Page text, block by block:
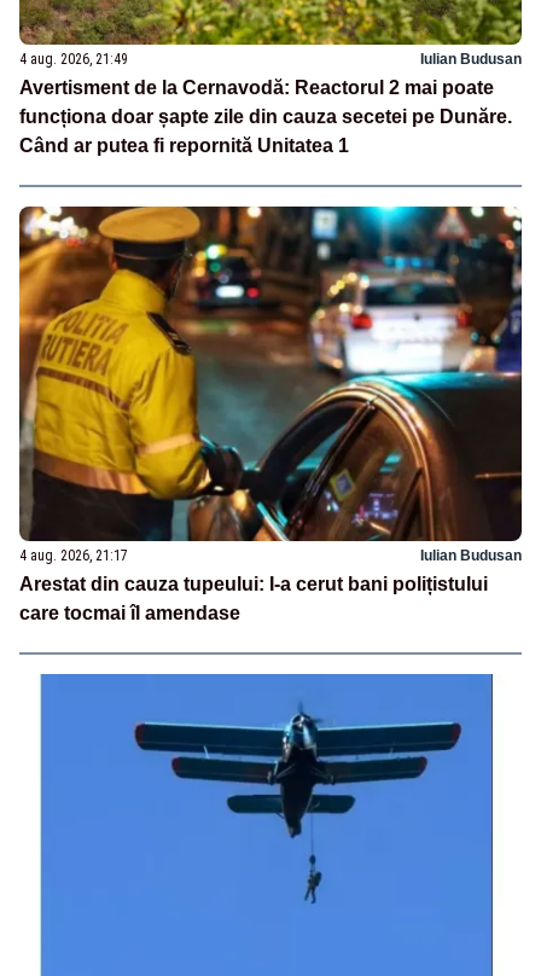
4 aug. 2026, 21:49 Iulian Budusan
Avertisment de la Cernavodă: Reactorul 2 mai poate
funcționa doar șapte zile din cauza secetei pe Dunăre.
Când ar putea fi repornită Unitatea 1
4 aug. 2026, 21:17 Iulian Budusan
Arestat din cauza tupeului: I-a cerut bani polițistului
care tocmai îl amendase